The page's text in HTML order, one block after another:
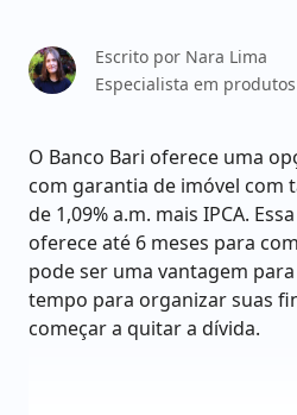
Escrito por Nara Lima
Especialista em
O Banco Bari oferece uma
com garantia de imóvel com
de 1,09% a.m. mais IPCA.
oferece até 6 meses para
pode ser uma vantagem
tempo para organizar suas
começar a quitar a dívida.